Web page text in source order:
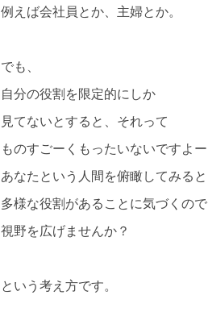
例えば会社員とか、主婦とか。
でも、
自分の役割を限定的にしか
見てないとすると、それって
ものすごーくもったいないですよー
あなたという人間を俯瞰してみると
多様な役割があることに気づくので
視野を広げませんか？
という考え方です。